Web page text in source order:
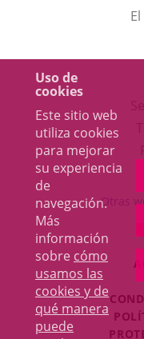
Uso de
cookies
Este sitio web
utiliza cookies
para mejorar
su experiencia
de
navegación.
Más
información
sobre cómo
usamos las
cookies y de
qué manera
puede
Otras